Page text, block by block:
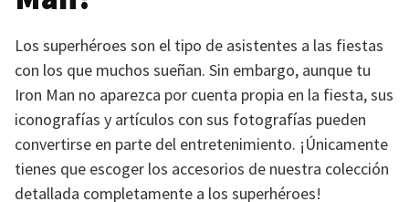
Los superhéroes son el tipo de asistentes a las fiestas
con los que muchos sueñan. Sin embargo, aunque tu
Iron Man no aparezca por cuenta propia en la fiesta, sus
iconografías y artículos con sus fotografías pueden
convertirse en parte del entretenimiento. ¡Únicamente
tienes que escoger los accesorios de nuestra colección
detallada completamente a los superhéroes!